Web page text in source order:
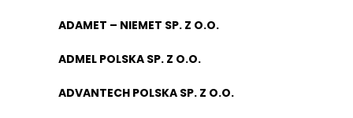
ADAMET – NIEMET SP. Z O.O.
ADMEL POLSKA SP. Z O.O.
ADVANTECH POLSKA SP. Z O.O.